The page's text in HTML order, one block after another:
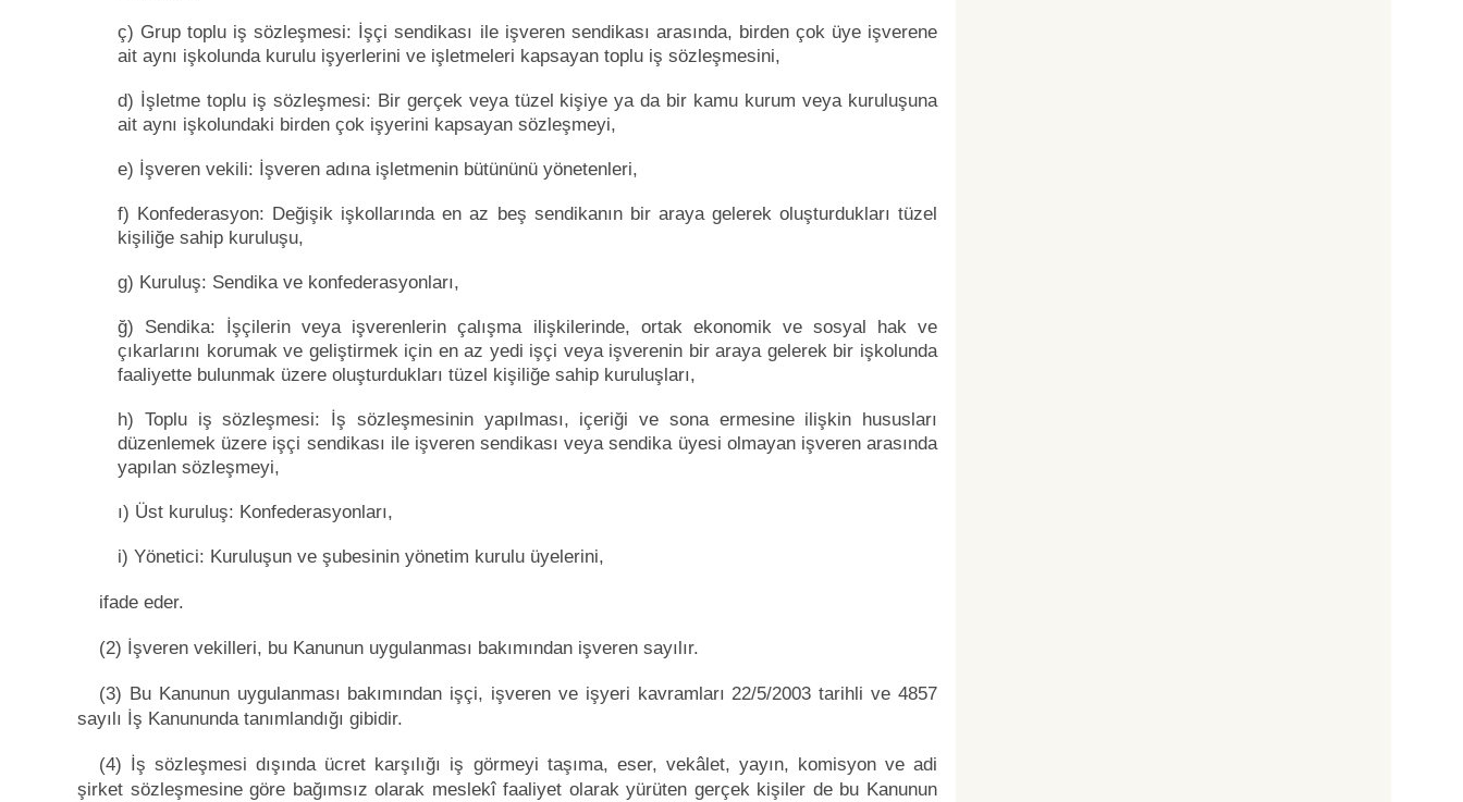
ç) Grup toplu iş sözleşmesi: İşçi sendikası ile işveren sendikası arasında, birden çok üye işverene
ait aynı işkolunda kurulu işyerlerini ve işletmeleri kapsayan toplu iş sözleşmesini,
d) İşletme toplu iş sözleşmesi: Bir gerçek veya tüzel kişiye ya da bir kamu kurum veya kuruluşuna
ait aynı işkolundaki birden çok işyerini kapsayan sözleşmeyi,
e) İşveren vekili: İşveren adına işletmenin bütününü yönetenleri,
f) Konfederasyon: Değişik işkollarında en az beş sendikanın bir araya gelerek oluşturdukları tüzel
kişiliğe sahip kuruluşu,
g) Kuruluş: Sendika ve konfederasyonları,
ğ) Sendika: İşçilerin veya işverenlerin çalışma ilişkilerinde, ortak ekonomik ve sosyal hak ve
çıkarlarını korumak ve geliştirmek için en az yedi işçi veya işverenin bir araya gelerek bir işkolunda
faaliyette bulunmak üzere oluşturdukları tüzel kişiliğe sahip kuruluşları,
h) Toplu iş sözleşmesi: İş sözleşmesinin yapılması, içeriği ve sona ermesine ilişkin hususları
düzenlemek üzere işçi sendikası ile işveren sendikası veya sendika üyesi olmayan işveren arasında
yapılan sözleşmeyi,
ı) Üst kuruluş: Konfederasyonları,
i) Yönetici: Kuruluşun ve şubesinin yönetim kurulu üyelerini,
ifade eder.
(2) İşveren vekilleri, bu Kanunun uygulanması bakımından işveren sayılır.
(3) Bu Kanunun uygulanması bakımından işçi, işveren ve işyeri kavramları 22/5/2003 tarihli ve 4857
sayılı İş Kanununda tanımlandığı gibidir.
(4) İş sözleşmesi dışında ücret karşılığı iş görmeyi taşıma, eser, vekâlet, yayın, komisyon ve adi
şirket sözleşmesine göre bağımsız olarak meslekî faaliyet olarak yürüten gerçek kişiler de bu Kanunun